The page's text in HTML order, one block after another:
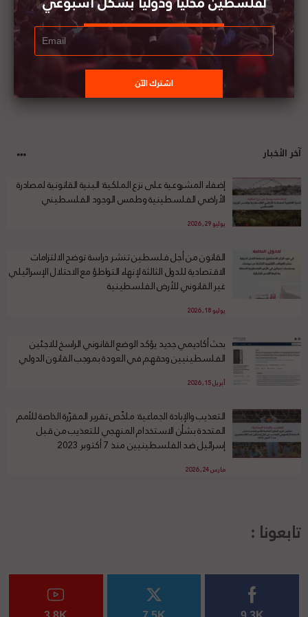
آخر الأخبار
إضفاء المشروعية على نزع الملكية: البنية القانونية لمصادرة
الأراضي الفلسطينية وطمس الوجود الفلسطيني
يوليو 29, 2026
القانون من أجل فلسطين تنشر دراسة توضح الالتزامات
الاقتصادية للدول الثالثة لإنهاء التواطؤ مع الاحتلال الإسرائيلي
غير القانوني للأرض الفلسطينية
يوليو 18, 2026
بحث أكاديمي جديد يؤكد الوضع القانوني الراسخ للاجئين
الفلسطينيين وحقهم في العودة بموجب القانون الدولي
أبريل 15, 2026
التعذيب والإبادة الجماعية: ملخّص تقرير المقرّرة الخاصة للأمم
المتحدة بشأن الاستخدام المنهجي للتعذيب من قبل
إسرائيل ضد الفلسطينيين منذ 7 أكتوبر 2023
مارس 24, 2026
تابعونا :